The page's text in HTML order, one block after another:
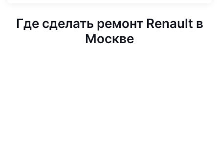
Где сделать ремонт Renault в
Москве